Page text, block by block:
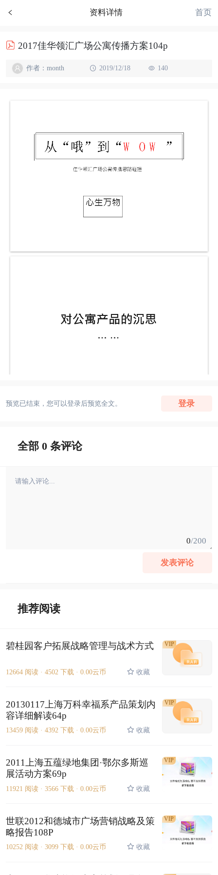
资料详情 首页
2017佳华领汇广场公寓传播方案104p
作者：month 2019/12/18 140
预览已结束，您可以登录后预览全文。 登录
全部 0 条评论
0/200
发表评论
推荐阅读
碧桂园客户拓展战略管理与战术方式
12664 阅读 · 4502 下载 · 0.00云币 收藏
VIP
20130117上海万科幸福系产品策划内
容详细解读64p
13459 阅读 · 4392 下载 · 0.00云币 收藏
VIP
2011上海五蕴绿地集团·鄂尔多斯巡
展活动方案69p
11921 阅读 · 3566 下载 · 0.00云币 收藏
VIP
世联2012和德城市广场营销战略及策
略报告108P
10252 阅读 · 3099 下载 · 0.00云币 收藏
VIP